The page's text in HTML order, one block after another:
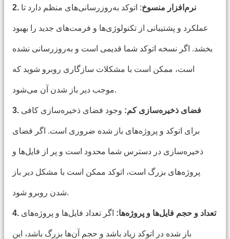
2. نرم‌افزار منسوخ: اتوکد به‌روزرسانی‌های منظم دارد تا
عملکرد و پشتیبانی از تکنولوژی‌ها و فرمت‌های جدید را بهبود
بخشد. اگر نسخه اتوکد شما قدیمی است و به‌روزرسانی نشده
است، ممکن است با مشکلات سازگاری روبرو شوید که
موجب دیر باز شدن آن می‌شود.
3. فضای ذخیره‌سازی کم: وجود فضای ذخیره‌سازی کافی
برای اتوکد و پروژه‌های باز شده ضروری است. اگر فضای
ذخیره‌سازی در دسترس شما محدود است و پر از فایل‌ها و
پروژه‌های بزرگ است، اتوکد ممکن است با مشکل دیر باز
شدن روبرو شود.
4. تعداد و حجم فایل‌ها و پروژه‌ها: اگر تعداد فایل‌ها و پروژه‌های
باز شده در اتوکد زیاد باشد و حجم آن‌ها بزرگ باشد، این